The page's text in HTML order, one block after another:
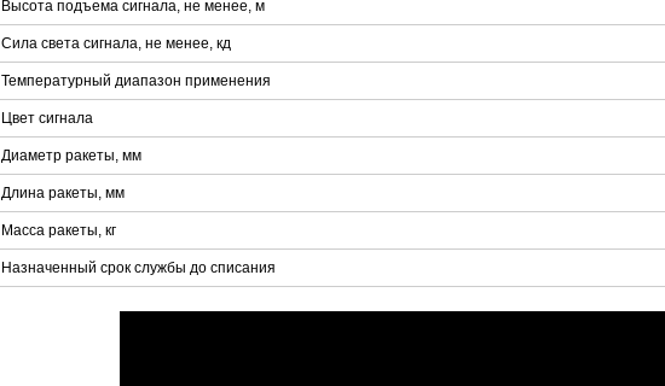
Высота подъема сигнала, не менее, м
Сила света сигнала, не менее, кд
Температурный диапазон применения
Цвет сигнала
Диаметр ракеты, мм
Длина ракеты, мм
Масса ракеты, кг
Назначенный срок службы до списания